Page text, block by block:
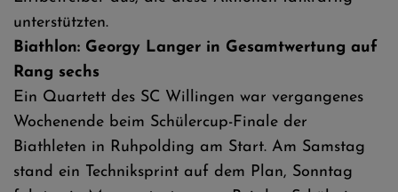
unterstützten.
Biathlon: Georgy Langer in Gesamtwertung auf
Rang sechs
Ein Quartett des SC Willingen war vergangenes
Wochenende beim Schülercup-Finale der
Biathleten in Ruhpolding am Start. Am Samstag
stand ein Techniksprint auf dem Plan, Sonntag